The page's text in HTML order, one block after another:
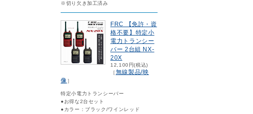
※切り欠き加工済み
FRC 【免許・資
格不要】特定小
電力トランシー
バー 2台組 NX-
20X
12,100円(税込)
［無線製品/映
像］
特定小電力トランシーバー
●お得な2台セット
●カラー：ブラック/ワインレッド